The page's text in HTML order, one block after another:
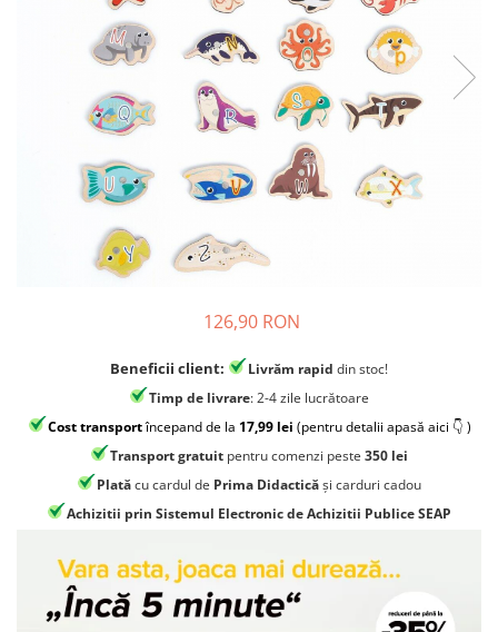
Jocuri experimente stiintifice
Casute copii
Jocuri de rol
Jocuri inteligenta si memorie
Casute papusi
Jocuri dezvoltare emotionala
Jucarii din lemn
Jocuri si jucarii stiinta
Papusi Barbie
Jocuri de cooperare
Jocuri dezvoltarea imaginatiei
Jocuri geografie
Jocuri Origami
Jocuri si jucarii educative
Carti metoda Montessori
Carti si culegeri cu exercitii
Cărți educative pentru copii
126,90 RON
Beneficii client: Livrăm rapid din stoc!
Timp de livrare: 2-4 zile lucrătoare
Cost transportîncepand de la 17,99 lei (pentru detalii apasă aici 👇 )
Transport gratuit pentru comenzi peste 350 lei
Platăcu cardul de Prima Didacticăși carduri cadou
Achizitii prin Sistemul Electronic de Achizitii Publice SEAP